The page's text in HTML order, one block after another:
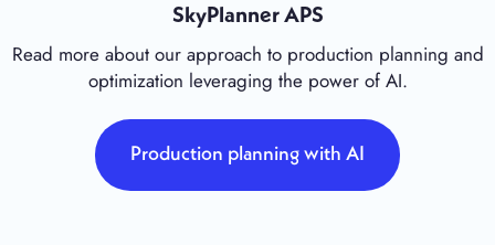
SkyPlanner APS
Read more about our approach to production planning and
optimization leveraging the power of AI.
Production planning with AI